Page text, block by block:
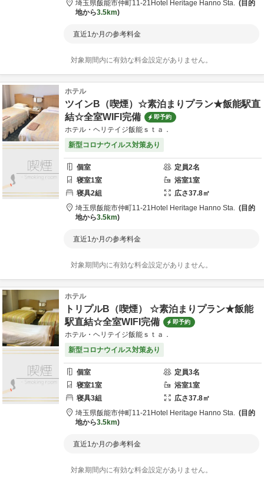
埼玉県飯能市仲町11-21 Hotel Heritage Hanno Sta.
目的
地から3.5km
直近1か月の参考料金
対象期間内に有効な料金設定がありません。
ホテル
ツインB（喫煙）☆素泊まりプラン★飯能駅直
結☆全室WIFI完備
即予約
ホテル・ヘリテイジ飯能ｓｔａ．
新型コロナウイルス対策あり
個室 定員2名
寝室1室 浴室1室
寝具2組 広さ37.8㎡
埼玉県飯能市仲町11-21 Hotel Heritage Hanno Sta.
目的
地から3.5km
直近1か月の参考料金
対象期間内に有効な料金設定がありません。
ホテル
トリプルB（喫煙） ☆素泊まりプラン★飯能
駅直結☆全室WIFI完備
即予約
ホテル・ヘリテイジ飯能ｓｔａ．
新型コロナウイルス対策あり
個室 定員3名
寝室1室 浴室1室
寝具3組 広さ37.8㎡
埼玉県飯能市仲町11-21 Hotel Heritage Hanno Sta.
目的
地から3.5km
直近1か月の参考料金
対象期間内に有効な料金設定がありません。